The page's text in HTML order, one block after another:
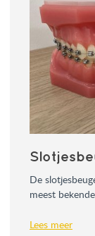
De
meest
Lees meer